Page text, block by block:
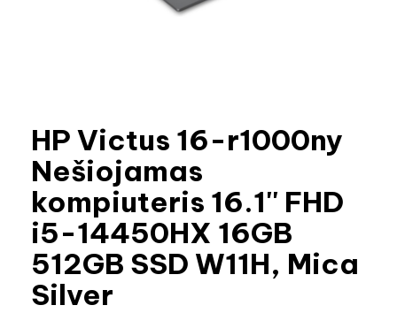
HP Victus 16-r1000ny
Nešiojamas
kompiuteris 16.1'' FHD
i5-14450HX 16GB
512GB SSD W11H, Mica
Silver